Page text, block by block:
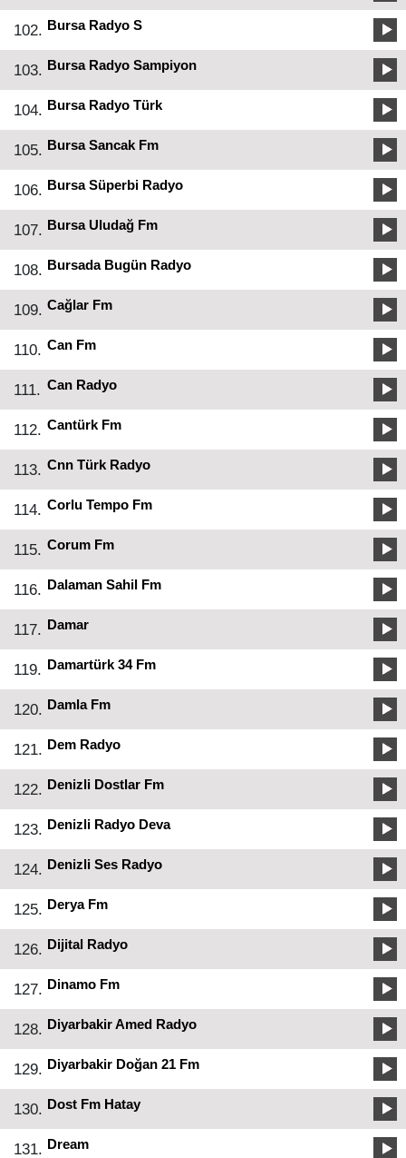
102. Bursa Radyo S
103. Bursa Radyo Sampiyon
104. Bursa Radyo Türk
105. Bursa Sancak Fm
106. Bursa Süperbi Radyo
107. Bursa Uludağ Fm
108. Bursada Bugün Radyo
109. Cağlar Fm
110. Can Fm
111. Can Radyo
112. Cantürk Fm
113. Cnn Türk Radyo
114. Corlu Tempo Fm
115. Corum Fm
116. Dalaman Sahil Fm
117. Damar
119. Damartürk 34 Fm
120. Damla Fm
121. Dem Radyo
122. Denizli Dostlar Fm
123. Denizli Radyo Deva
124. Denizli Ses Radyo
125. Derya Fm
126. Dijital Radyo
127. Dinamo Fm
128. Diyarbakir Amed Radyo
129. Diyarbakir Doğan 21 Fm
130. Dost Fm Hatay
131. Dream